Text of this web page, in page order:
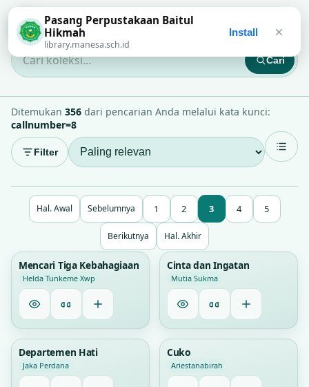
Perpustakaan Baitul Hikmah
Cari koleksi... Cari
Ditemukan 356 dari pencarian Anda melalui kata kunci:
callnumber=8
Filter
Hal. Awal Sebelumnya 1 2 3 4 5
Berikutnya Hal. Akhir
Mencari Tiga Kebahagiaan
Helda Tunkeme Xwp
2
Cinta dan Ingatan
Mutia Sukma
Departemen Hati
Jaka Perdana
Cuko
Ariestanabirah
Pasang Perpustakaan Baitul
Hikmah
library.manesa.sch.id
Install ×